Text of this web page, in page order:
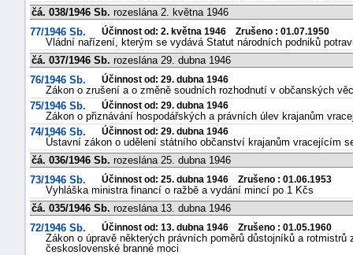
čá. 038/1946 Sb. rozeslána 2. května 1946
77/1946 Sb.
Účinnost od: 2. května 1946 Zrušeno : 01.07.1950
Vládní nařízení, kterým se vydává Statut národních podniků
čá. 037/1946 Sb. rozeslána 29. dubna 1946
76/1946 Sb.
Účinnost od: 29. dubna 1946
Zákon o zrušení a o změně soudních rozhodnutí v občanských
75/1946 Sb.
Účinnost od: 29. dubna 1946
Zákon o přiznávání hospodářských a právních úlev krajanům
74/1946 Sb.
Účinnost od: 29. dubna 1946
Ústavní zákon o udělení státního občanství krajanům vracejícím
čá. 036/1946 Sb. rozeslána 25. dubna 1946
73/1946 Sb.
Účinnost od: 25. dubna 1946 Zrušeno : 01.06.1953
Vyhláška ministra financí o ražbě a vydání mincí po 1 Kčs
čá. 035/1946 Sb. rozeslána 13. dubna 1946
72/1946 Sb.
Účinnost od: 13. dubna 1946 Zrušeno : 01.05.1960
Zákon o úpravě některých právních poměrů důstojníků a
československé branné moci